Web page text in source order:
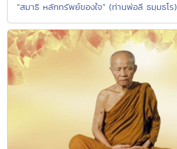
"สมาธิ หลักทรัพย์ของใจ" (ท่านพ่อลี ธมฺมธโร)